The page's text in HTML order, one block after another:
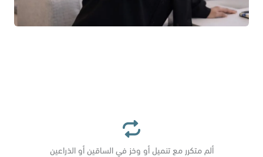
ألم متكرر مع تنميل أو وخز في الساقين أو الذراعين